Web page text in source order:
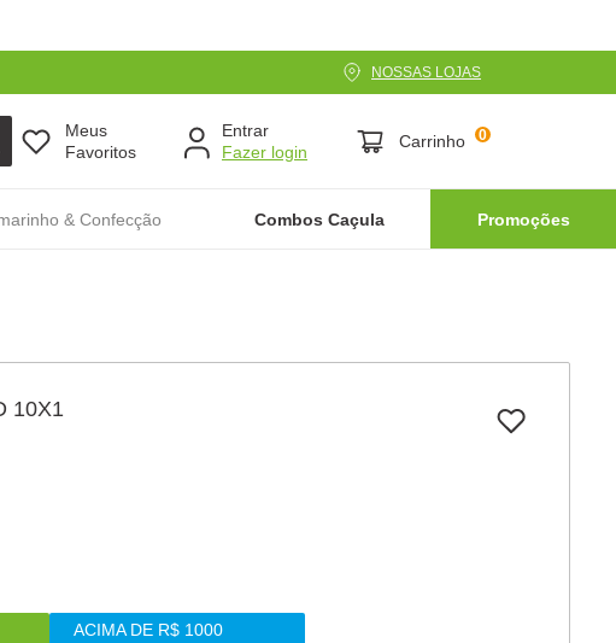
NOSSAS LOJAS
Meus
Favoritos
Entrar
Carrinho 0
& Confecção Combos Caçula Promoções
10X1
ACIMA DE R$ 1000